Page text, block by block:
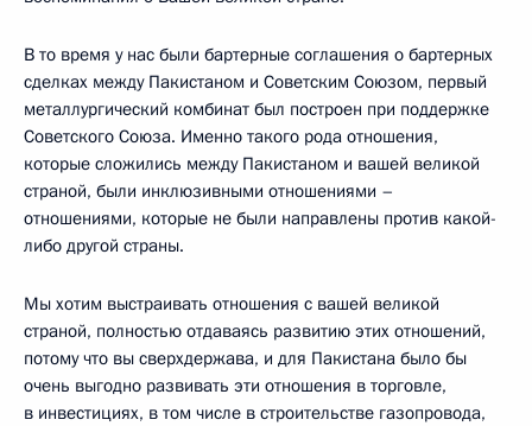
В то время у нас были бартерные соглашения о бартерных
сделках между Пакистаном и Советским Союзом, первый
металлургический комбинат был построен при поддержке
Советского Союза. Именно такого рода отношения,
которые сложились между Пакистаном и вашей великой
страной, были инклюзивными отношениями –
отношениями, которые не были направлены против какой-
либо другой страны.
Мы хотим выстраивать отношения с вашей великой
страной, полностью отдаваясь развитию этих отношений,
потому что вы сверхдержава, и для Пакистана было бы
очень выгодно развивать эти отношения в торговле,
в инвестициях, в том числе в строительстве газопровода,